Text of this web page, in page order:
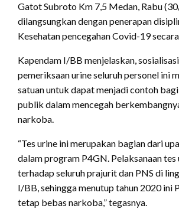
Gatot Subroto Km 7,5 Medan, Rabu
dilangsungkan dengan penerapan
Kesehatan pencegahan Covid-19
Kapendam I/BB menjelaskan,
pemeriksaan urine seluruh personel ini
satuan untuk dapat menjadi contoh
publik dalam mencegah
narkoba.
“Tes urine ini merupakan bagian dari
dalam program P4GN. Pelaksanaan
terhadap seluruh prajurit dan PNS di
I/BB, sehingga menutup tahun 2020 ini
tetap bebas narkoba,” tegasnya.